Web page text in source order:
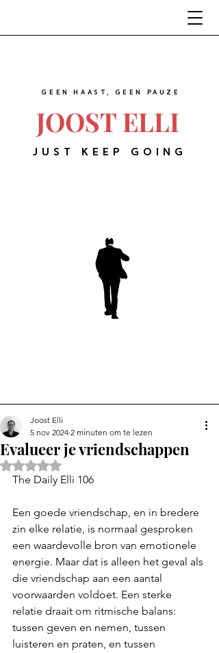
JOOST ELLI
GEEN HAAST, GEEN PAUZE
JUST KEEP GOING
Evalueer je vriendschappen
Joost Elli
5 nov 2024 2 minuten om te lezen
Beoordeeld met NaN uit 5 sterren.
The Daily Elli 106
Een goede vriendschap, en in bredere
zin elke relatie, is normaal gesproken
een waardevolle bron van emotionele
energie. Maar dat is alleen het geval als
die vriendschap aan een aantal
voorwaarden voldoet. Een sterke
relatie draait om ritmische balans:
tussen geven en nemen, tussen
luisteren en praten, en tussen